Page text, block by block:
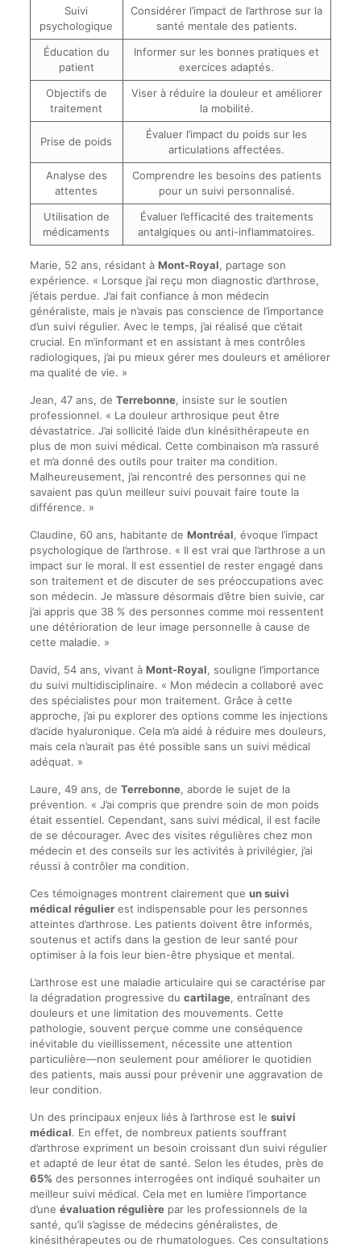
Suivi
psychologique
Considérer l’impact de l’arthrose sur la
santé mentale des patients.
Éducation du
patient
Informer sur les bonnes pratiques et
exercices adaptés.
Objectifs de
traitement
Viser à réduire la douleur et améliorer
la mobilité.
Prise de poids
Évaluer l’impact du poids sur les
articulations affectées.
Analyse des
attentes
Comprendre les besoins des patients
pour un suivi personnalisé.
Utilisation de
médicaments
Évaluer l’efficacité des traitements
antalgiques ou anti-inflammatoires.
Marie, 52 ans, résidant à Mont-Royal, partage son
expérience. « Lorsque j’ai reçu mon diagnostic d’arthrose,
j’étais perdue. J’ai fait confiance à mon médecin
généraliste, mais je n’avais pas conscience de l’importance
d’un suivi régulier. Avec le temps, j’ai réalisé que c’était
crucial. En m’informant et en assistant à mes contrôles
radiologiques, j’ai pu mieux gérer mes douleurs et améliorer
ma qualité de vie. »
Jean, 47 ans, de Terrebonne, insiste sur le soutien
professionnel. « La douleur arthrosique peut être
dévastatrice. J’ai sollicité l’aide d’un kinésithérapeute en
plus de mon suivi médical. Cette combinaison m’a rassuré
et m’a donné des outils pour traiter ma condition.
Malheureusement, j’ai rencontré des personnes qui ne
savaient pas qu’un meilleur suivi pouvait faire toute la
différence. »
Claudine, 60 ans, habitante de Montréal, évoque l’impact
psychologique de l’arthrose. « Il est vrai que l’arthrose a un
impact sur le moral. Il est essentiel de rester engagé dans
son traitement et de discuter de ses préoccupations avec
son médecin. Je m’assure désormais d’être bien suivie, car
j’ai appris que 38 % des personnes comme moi ressentent
une détérioration de leur image personnelle à cause de
cette maladie. »
David, 54 ans, vivant à Mont-Royal, souligne l’importance
du suivi multidisciplinaire. « Mon médecin a collaboré avec
des spécialistes pour mon traitement. Grâce à cette
approche, j’ai pu explorer des options comme les injections
d’acide hyaluronique. Cela m’a aidé à réduire mes douleurs,
mais cela n’aurait pas été possible sans un suivi médical
adéquat. »
Laure, 49 ans, de Terrebonne, aborde le sujet de la
prévention. « J’ai compris que prendre soin de mon poids
était essentiel. Cependant, sans suivi médical, il est facile
de se décourager. Avec des visites régulières chez mon
médecin et des conseils sur les activités à privilégier, j’ai
réussi à contrôler ma condition.
Ces témoignages montrent clairement que un suivi
médical régulierest indispensable pour les personnes
atteintes d’arthrose. Les patients doivent être informés,
soutenus et actifs dans la gestion de leur santé pour
optimiser à la fois leur bien-être physique et mental.
L’arthrose est une maladie articulaire qui se caractérise par
la dégradation progressive du cartilage, entraînant des
douleurs et une limitation des mouvements. Cette
pathologie, souvent perçue comme une conséquence
inévitable du vieillissement, nécessite une attention
particulière—non seulement pour améliorer le quotidien
des patients, mais aussi pour prévenir une aggravation de
leur condition.
Un des principaux enjeux liés à l’arthrose est le suivi
médical. En effet, de nombreux patients souffrant
d’arthrose expriment un besoin croissant d’un suivi régulier
et adapté de leur état de santé. Selon les études, près de
65% des personnes interrogées ont indiqué souhaiter un
meilleur suivi médical. Cela met en lumière l’importance
d’une évaluation régulièrepar les professionnels de la
santé, qu’il s’agisse de médecins généralistes, de
kinésithérapeutes ou de rhumatologues. Ces consultations